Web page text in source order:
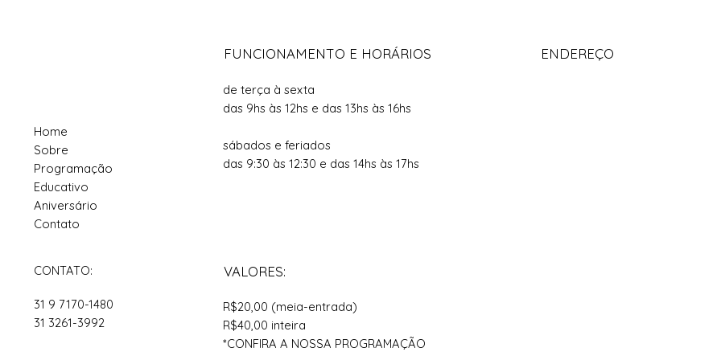
FUNCIONAMENTO E HORÁRIOS
de terça à sexta
das 9hs às 12hs e das 13hs às 16hs
sábados e feriados
das 9:30 às 12:30 e das 14hs às 17hs
ENDEREÇO
Home
Sobre
Programação
Educativo
Aniversário
Contato
CONTATO:
31 9 7170-1480
31 3261-3992
VALORES:
R$20,00 (meia-entrada)
R$40,00 inteira
*CONFIRA A NOSSA PROGRAMAÇÃO